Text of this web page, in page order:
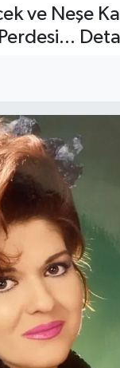
ve Neşe
Perdesi...